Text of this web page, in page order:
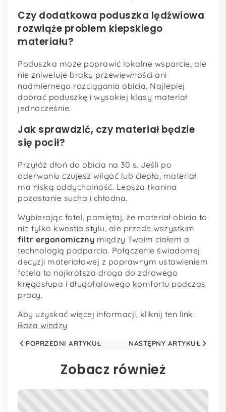
Czy dodatkowa poduszka lędźwiowa
rozwiąże problem kiepskiego
materiału?
Poduszka może poprawić lokalne wsparcie, ale
nie zniweluje braku przewiewności ani
nadmiernego rozciągania obicia. Najlepiej
dobrać poduszkę i wysokiej klasy materiał
jednocześnie.
Jak sprawdzić, czy materiał będzie
się pocił?
Przyłóż dłoń do obicia na 30 s. Jeśli po
oderwaniu czujesz wilgoć lub ciepło, materiał
ma niską oddychalność. Lepsza tkanina
pozostanie sucha i chłodna.
Wybierając fotel, pamiętaj, że materiał obicia to
nie tylko kwestia stylu, ale przede wszystkim
filtr ergonomiczny między Twoim ciałem a
technologią podparcia. Połączenie świadomej
decyzji materiałowej z poprawnym ustawieniem
fotela to najkrótsza droga do zdrowego
kręgosłupa i długofalowego komfortu podczas
pracy.
Aby uzyskać więcej informacji, kliknij ten link:
Baza wiedzy
POPRZEDNI ARTYKUŁ NASTĘPNY ARTYKUŁ
Zobacz również